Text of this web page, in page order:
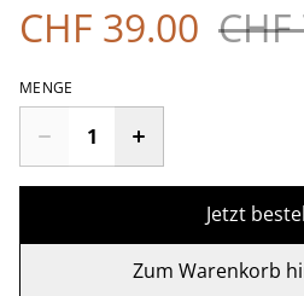
CHF 39.00
MENGE
Jetzt
Zum Warenkorb